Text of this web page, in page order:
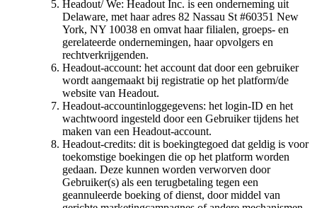
Headout/ We: Headout Inc. is een onderneming uit
Delaware, met haar adres 82 Nassau St #60351 New
York, NY 10038 en omvat haar filialen, groeps- en
gerelateerde ondernemingen, haar opvolgers en
rechtverkrijgenden.
Headout-account: het account dat door een gebruiker
wordt aangemaakt bij registratie op het platform/de
website van Headout.
Headout-accountinloggegevens: het login-ID en het
wachtwoord ingesteld door een Gebruiker tijdens het
maken van een Headout-account.
Headout-credits: dit is boekingtegoed dat geldig is voor
toekomstige boekingen die op het platform worden
gedaan. Deze kunnen worden verworven door
Gebruiker(s) als een terugbetaling tegen een
geannuleerde boeking of dienst, door middel van